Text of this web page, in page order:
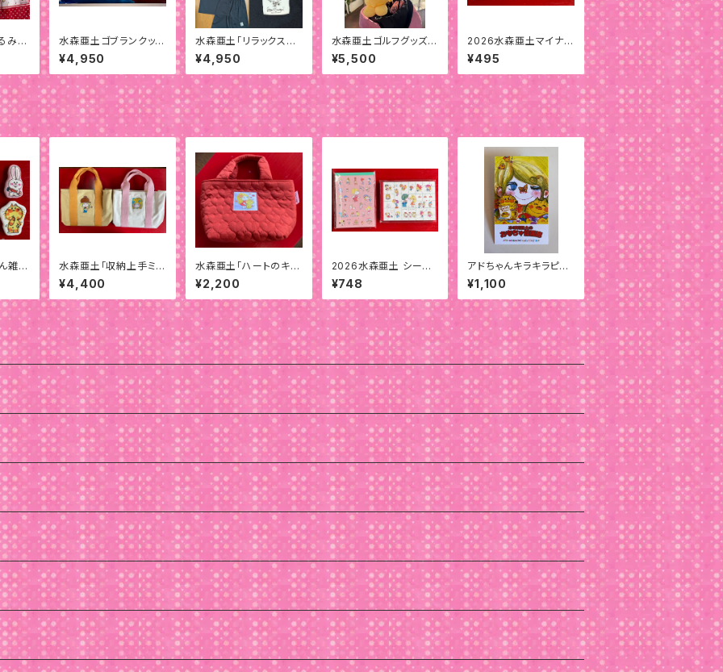
みエ
水森亜土ゴブランクッシ
ョンカバー
¥4,950
水森亜土「リラックスド
ライセットアップ」
¥4,950
水森亜土ゴルフグッズド
ライバー用ヘッドカバー
¥5,500
2026水森亜土マイナン
バーカードケース
¥495
雑貨
水森亜土「収納上手ミニ
トート」
¥4,400
水森亜土「ハートのキル
ティングランチバッグ」
¥2,200
2026水森亜土 シール
付きメモパッド
¥748
アドちゃんキラキラピン
バッジ「ウォンテッド」
¥1,100